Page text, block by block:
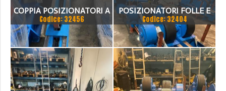
COPPIA POSIZIONATORI A
RULLI FOLLE E
MOTORIZZATO NUOVI
Codice: 32456
POSIZIONATORI FOLLE E
MOTORIZZATO
Codice: 32404